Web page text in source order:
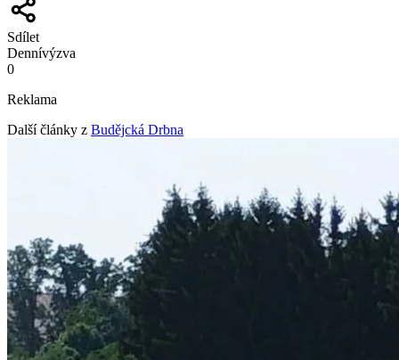
Sdílet
Dennívýzva
0
Reklama
Další články z Budějcká Drbna